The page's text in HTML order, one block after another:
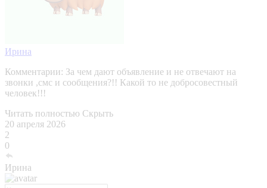
Ирина
Комментарии: За чем дают объявление и не отвечают на
звонки ,смс и сообщения?!! Какой то не добросовестный
человек!!!
Читать полностью Скрыть
20 апреля 2026
2
0
Ирина